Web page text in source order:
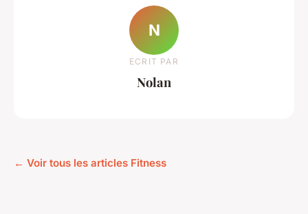
N
ECRIT PAR
Nolan
← Voir tous les articles Fitness